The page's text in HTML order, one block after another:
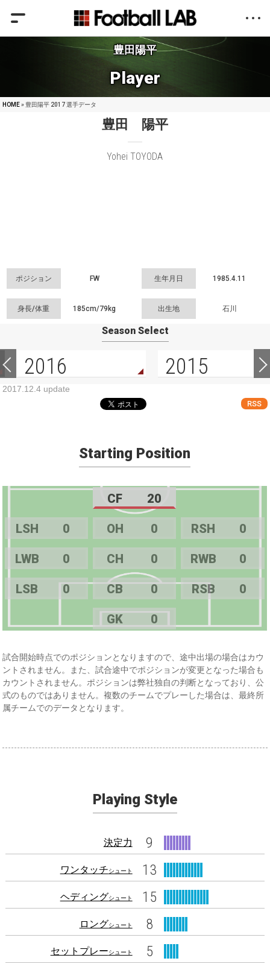
豊田陽平
Player
HOME» 豊田陽平 2017 選手データ
豊田 陽平
Yohei TOYODA
ポジション FW 生年月日 1985.4.11
身長/体重 185cm/79kg 出生地 石川
Season Select
2016 2015
2017.12.4 update
RSS
Starting Position
CF 20
LSH 0 OH 0 RSH 0
LWB 0 CH 0 RWB 0
LSB 0 CB 0 RSB 0
GK 0
試合開始時点でのポジションとなりますので、途中出場の場合はカウ
ントされません。また、試合途中でポジションが変更となった場合も
カウントされません。ポジションは弊社独自の判断となっており、公
式のものではありません。複数のチームでプレーした場合は、最終所
属チームでのデータとなります。
Playing Style
決定力 9
ワンタッチシュート 13
ヘディングシュート 15
ロングシュート 8
セットプレーシュート 5